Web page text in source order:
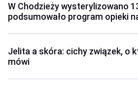
W Chodzieży wysterylizowano
podsumowało program opieki
Jelita a skóra: cichy związek, o
mówi